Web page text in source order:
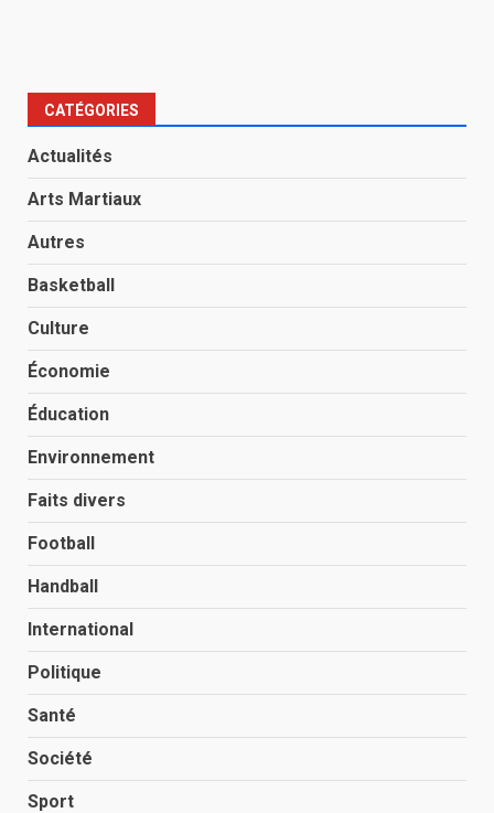
CATÉGORIES
Actualités
Arts Martiaux
Autres
Basketball
Culture
Économie
Éducation
Environnement
Faits divers
Football
Handball
International
Politique
Santé
Société
Sport